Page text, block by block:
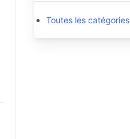
Toutes les catégories